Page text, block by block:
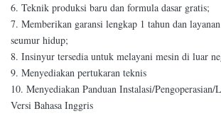
6. Teknik produksi baru dan formula dasar gratis;
7. Memberikan garansi lengkap 1 tahun dan
seumur hidup;
8. Insinyur tersedia untuk melayani mesin di luar
9. Menyediakan pertukaran teknis
10. Menyediakan Panduan Instalasi/Pengoperasian/
Versi Bahasa Inggris